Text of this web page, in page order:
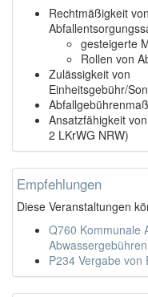
Rechtmäßigkeit
gesteigerte
Rollen von
Zulässigkeit von
Einheitsgebühr/
Ansatzfähigkeit
2 LKrWG NRW)
Empfehlungen
Diese Veranstaltungen
Q760 Kommunale
Abwassergebühren
P234 Vergabe von